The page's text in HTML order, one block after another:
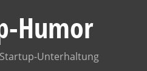
Humor
Unterhaltung